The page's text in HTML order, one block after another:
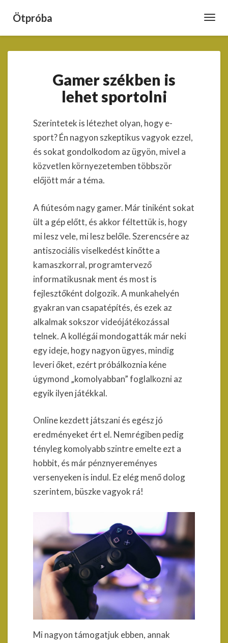
Ötpróba
székben
is
lehet
Gamer székben is
lehet sportolni
Szerintetek is létezhet olyan, hogy e-
sport? Én nagyon szkeptikus vagyok ezzel,
és sokat gondolkodom az ügyön, mivel a
közvetlen környezetemben többször
előjött már a téma.
A fiútesóm nagy gamer. Már tiniként sokat
ült a gép előtt, és akkor féltettük is, hogy
mi lesz vele, mi lesz belőle. Szerencsére az
antiszociális viselkedést kinőtte a
kamaszkorral, programtervező
informatikusnak ment és most is
fejlesztőként dolgozik. A munkahelyén
gyakran van csapatépítés, és ezek az
alkalmak sokszor videójátékozással
telnek. A kollégái mondogatták már neki
egy ideje, hogy nagyon ügyes, mindig
leveri őket, ezért próbálkoznia kéne
úgymond „komolyabban” foglalkozni az
egyik ilyen játékkal.
Online kezdett játszani és egész jó
eredményeket ért el. Nemrégiben pedig
tényleg komolyabb szintre emelte ezt a
hobbit, és már pénznyereményes
versenyeken is indul. Ez elég menő dolog
szerintem, büszke vagyok rá!
Mi nagyon támogatjuk ebben, annak